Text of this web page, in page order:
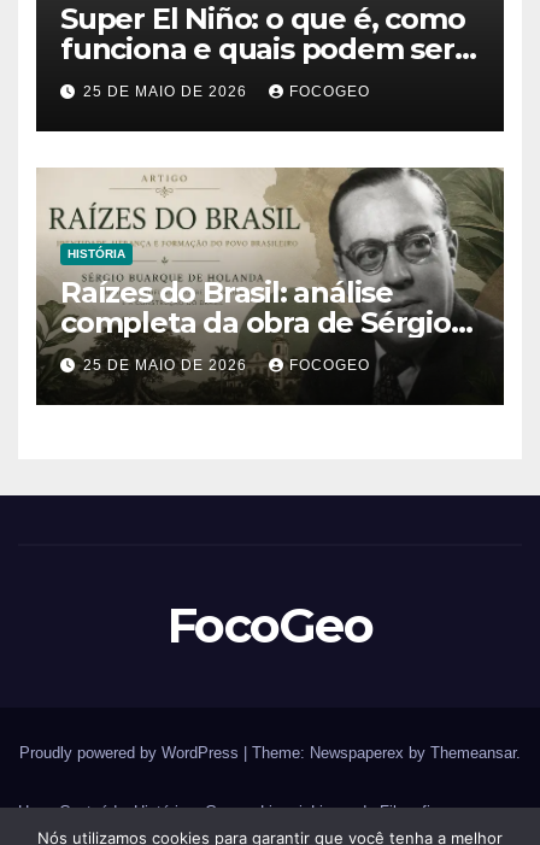
Super El Niño: o que é, como
funciona e quais podem ser
os impactos desse fenômeno
climático extremo no Brasil e
no mundo
25 DE MAIO DE 2026 FOCOGEO
HISTÓRIA
Raízes do Brasil: análise
completa da obra de Sérgio
Buarque de Holanda e sua
importância para entender a
formação do Brasil
25 DE MAIO DE 2026 FOCOGEO
FocoGeo
Proudly powered by WordPress Theme: Newspaperex by Themeansar.
HomeConteúdosHistória – GuerrasLivrariaLivros de Filosofia
Nós utilizamos cookies para garantir que você tenha a melhor